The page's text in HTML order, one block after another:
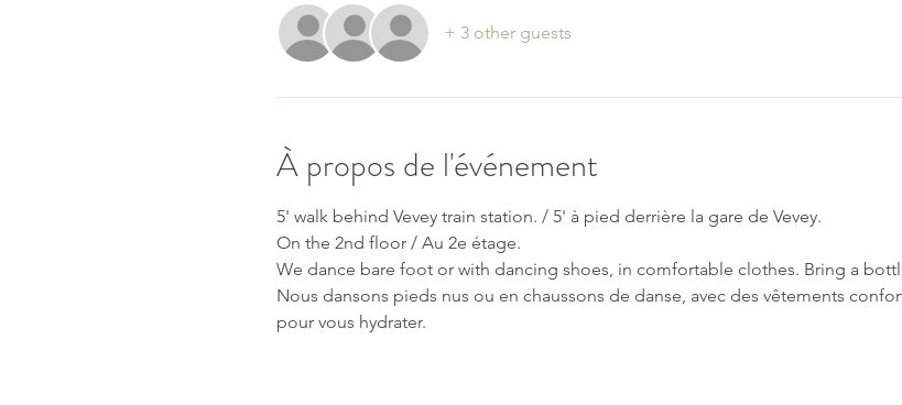
+ 3 other guests
À propos de l'événement
5' walk behind Vevey train station. / 5' à pied derrière la gare de Vevey.
On the 2nd floor / Au 2e étage.
We dance bare foot or with dancing shoes, in comfortable clothes. Bring a
Nous dansons pieds nus ou en chaussons de danse, avec des vêtements
pour vous hydrater.